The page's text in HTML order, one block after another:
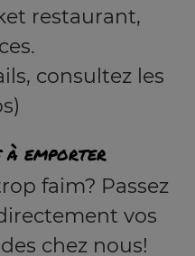
restaurant,
consultez les
emporter
faim? Passez
vos
chez nous!